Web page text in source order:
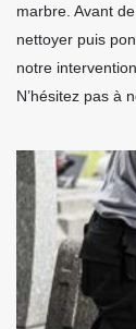
marbre. Avant
nettoyer puis
notre
N’hésitez pas à